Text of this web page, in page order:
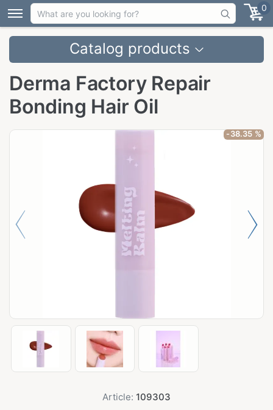
0
Catalog products
Derma Factory Repair
Bonding Hair Oil
-38.35 %
Article: 109303